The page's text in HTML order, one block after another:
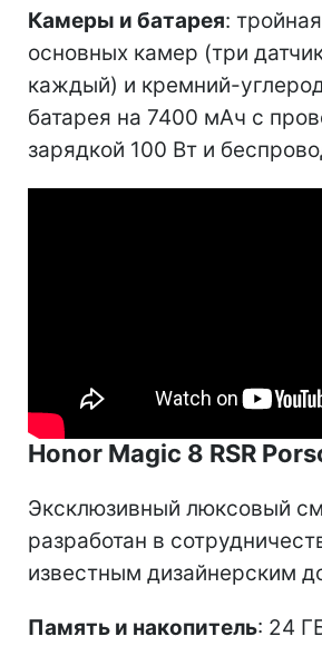
Камеры и батарея:
основных камер (три
каждый) и кремний-
батарея на 7400 мАч с
зарядкой 100 Вт и
Honor Magic 8 RSR
Эксклюзивный люксовый
разработан в
известным дизайнерским
Память и накопитель: 24